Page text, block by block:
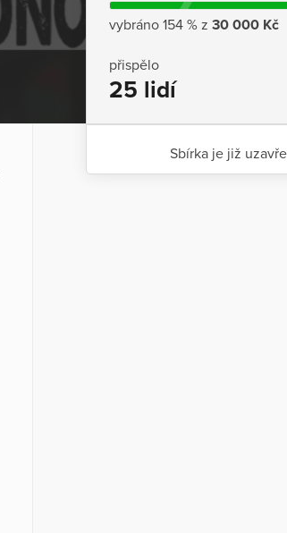
vybráno 154 % z 30 000 Kč
přispělo
25 lidí
Sbírka je již